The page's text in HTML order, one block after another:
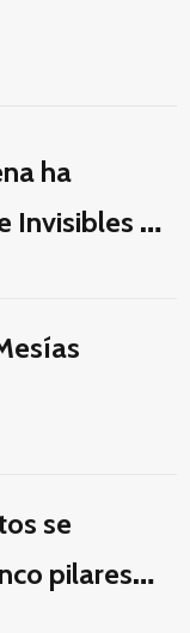
ha
Invisibles y
se
pilares
fantasía